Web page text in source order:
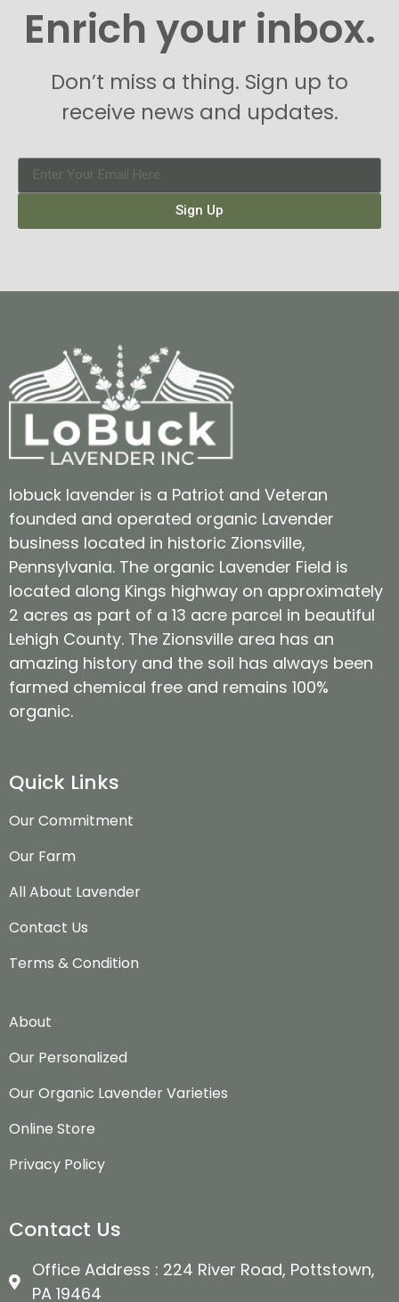
Enrich your inbox.
Don’t miss a thing. Sign up to
receive news and updates.
Sign Up
lobuck lavender is a Patriot and Veteran
founded and operated organic Lavender
business located in historic Zionsville,
Pennsylvania. The organic Lavender Field is
located along Kings highway on approximately
2 acres as part of a 13 acre parcel in beautiful
Lehigh County. The Zionsville area has an
amazing history and the soil has always been
farmed chemical free and remains 100%
organic.
Quick Links
Our Commitment
Our Farm
All About Lavender
Contact Us
Terms & Condition
About
Our Personalized
Our Organic Lavender Varieties
Online Store
Privacy Policy
Contact Us
Office Address : 224 River Road, Pottstown,
PA 19464